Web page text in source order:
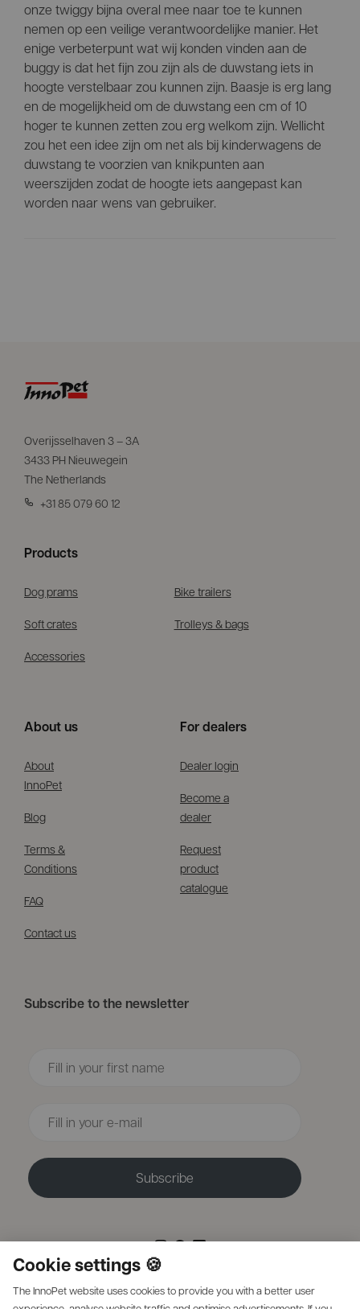
onze twiggy bijna overal mee naar toe te kunnen
nemen op een veilige verantwoordelijke manier. Het
enige verbeterpunt wat wij konden vinden aan de
buggy is dat het fijn zou zijn als de duwstang iets in
hoogte verstelbaar zou kunnen zijn. Baasje is erg lang
en de mogelijkheid om de duwstang een cm of 10
hoger te kunnen zetten zou erg welkom zijn. Wellicht
zou het een idee zijn om net als bij kinderwagens de
duwstang te voorzien van knikpunten aan
weerszijden zodat de hoogte iets aangepast kan
worden naar wens van gebruiker.
Overijsselhaven 3 – 3A
3433 PH Nieuwegein
The Netherlands
+31 85 079 60 12
Products
Dog prams Bike trailers
Soft crates Trolleys & bags
Accessories
About us
About
InnoPet
Blog
Terms &
Conditions
FAQ
Contact us
For dealers
Dealer login
Become a
dealer
Request
product
catalogue
Subscribe to the newsletter
Subscribe
Cookie settings 🍪
The InnoPet website uses cookies to provide you with a better user